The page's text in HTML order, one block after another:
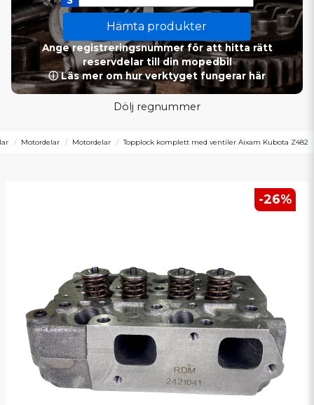
Hämta produkter
Ange registreringsnummer för att hitta rätt
reservdelar till din mopedbil
ⓘ Läs mer om hur verktyget fungerar här
Dölj regnummer
Motordelar Motordelar Topplock komplett med ventiler Aixam Kubota Z482
-26%